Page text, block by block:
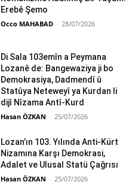
Erebê Şemo
Occo MAHABAD - 28/07/2026
Di Sala 103emîn a Peymana
Lozanê de: Bangewaziya ji bo
Demokrasiya, Dadmendî û
Statûya Neteweyî ya Kurdan li
dijî Nîzama Antî-Kurd
Hasan ÖZKAN - 25/07/2026
Lozan’ın 103. Yılında Anti-Kürt
Nizamına Karşı Demokrasi,
Adalet ve Ulusal Statü Çağrısı
Hasan ÖZKAN - 25/07/2026